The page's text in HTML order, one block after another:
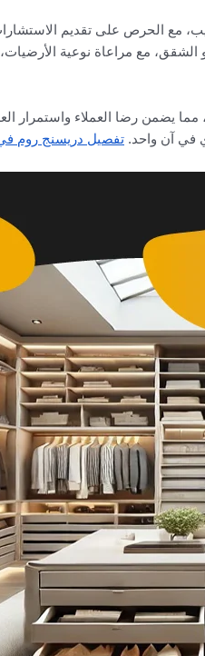
مع الحرص على تقديم
الشقق، مع مراعاة نوعية
مما يضمن رضا العملاء واستمرار
في آن واحد. تفصيل دريسنج روم